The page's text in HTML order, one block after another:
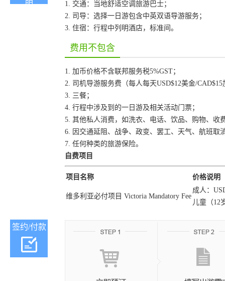
1. 交通：当地舒适空调旅游巴士；
2. 司导：选择一日游包含中英双语导游服务；
3. 住宿：行程中列明酒店，标准间。
费用不包含
1. 加币价格不含联邦服务税5%GST；
2. 司机导游服务费（每人每天USD$12美金/CAD$15
3. 三餐；
4. 行程中涉及到的一日游及相关活动门票；
5. 其他私人消费，如洗衣、电话、饮品、购物、收
6. 因交通延阻、战争、政变、罢工、天气、航班取
7. 任何种类的旅游保险。
自费项目
项目名称 价格说明
维多利亚必付项目 Victoria Mandatory Fee
成人：
儿童（12
签约/付款